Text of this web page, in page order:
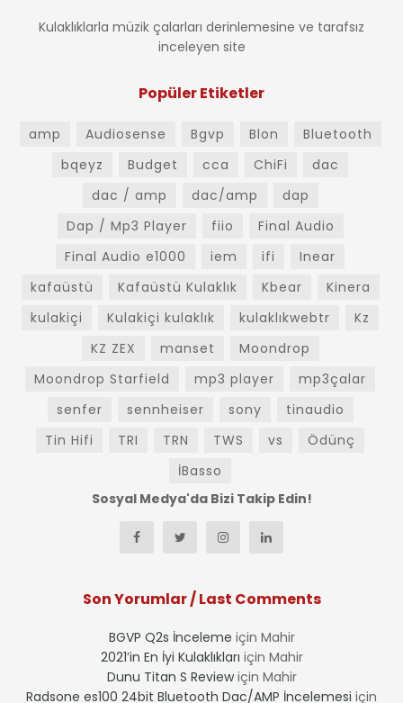
Kulaklıklarla müzik çalarları derinlemesine ve tarafsız
inceleyen site
Popüler Etiketler
amp Audiosense Bgvp Blon
Bluetooth
bqeyz
Budget cca ChiFi
dac
dac / amp
dac/amp
dap
Dap / Mp3 Player
fiio
Final Audio
Final Audio e1000
iem ifi
Inear
kafaüstü
Kafaüstü Kulaklık Kbear
Kinera
kulakiçi
Kulakiçi kulaklık kulaklıkwebtr
Kz
KZ ZEX
manset
Moondrop
Moondrop Starfield
mp3 player
mp3çalar
senfer
sennheiser sony
tinaudio
Tin Hifi
TRI TRN TWS vs
Ödünç
İBasso
Sosyal Medya'da Bizi Takip Edin!
Son Yorumlar / Last Comments
BGVP Q2s İnceleme için Mahir
2021’in En İyi Kulaklıkları için Mahir
Dunu Titan S Reviewiçin Mahir
Radsone es100 24bit Bluetooth Dac/AMP İncelemesi için